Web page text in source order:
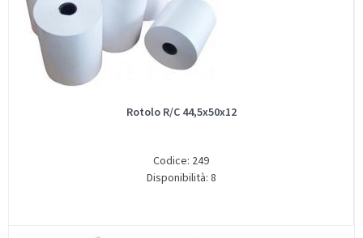
Rotolo R/C 44,5x50x12
Codice: 249
Disponibilità: 8